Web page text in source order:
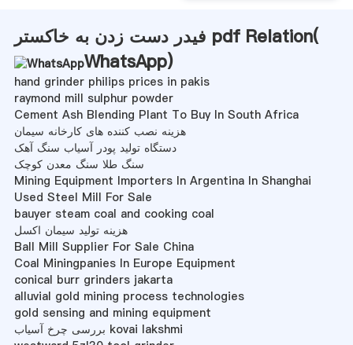
فیدر دست زدن به خاکستر pdf Relation(
WhatsApp)
hand grinder philips prices in pakis
raymond mill sulphur powder
Cement Ash Blending Plant To Buy In South Africa
هزینه نصب کننده های کارخانه سیمان
دستگاه تولید پودر آسیاب سنگ آهک
سنگ طلا سنگ معدن کوچک
Mining Equipment Importers In Argentina In Shanghai
Used Steel Mill For Sale
bauyer steam coal and cooking coal
هزینه تولید سیمان اکسل
Ball Mill Supplier For Sale China
Coal Miningpanies In Europe Equipment
conical burr grinders jakarta
alluvial gold mining process technologies
gold sensing and mining equipment
بررسی چرخ آسیاب kovai lakshmi